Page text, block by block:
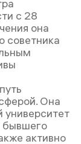
с 28
она
советника
Она
университет
бывшего
активно